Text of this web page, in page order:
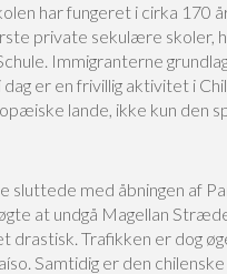
har fungeret i cirka 170
private sekulære skoler,
Immigranterne
dag er en frivillig aktivitet i
lande, ikke kun den
sluttede med åbningen af
at undgå Magellan
drastisk. Trafikken er dog
Samtidig er den